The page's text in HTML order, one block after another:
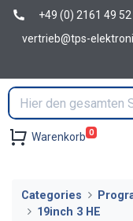
+49 (0) 2161 49 52
vertrieb@tps-
Warenkorb 0
Categories
19inch 3 HE